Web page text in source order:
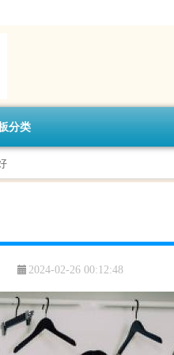
分类
2024-02-26 00:12:48